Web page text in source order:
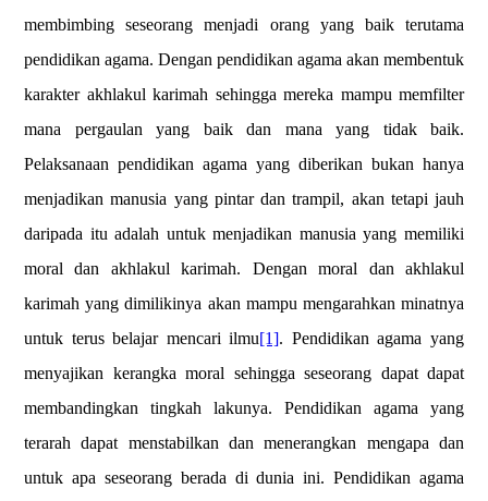
membimbing seseorang menjadi orang yang baik terutama
pendidikan agama. Dengan pendidikan agama akan membentuk
karakter akhlakul karimah sehingga mereka mampu memfilter
mana pergaulan yang baik dan mana yang tidak baik.
Pelaksanaan pendidikan agama yang diberikan bukan hanya
menjadikan manusia yang pintar dan trampil, akan tetapi jauh
daripada itu adalah untuk menjadikan manusia yang memiliki
moral dan akhlakul karimah. Dengan moral dan akhlakul
karimah yang dimilikinya akan mampu mengarahkan minatnya
untuk terus belajar mencari ilmu[1]. Pendidikan agama yang
menyajikan kerangka moral sehingga seseorang dapat dapat
membandingkan tingkah lakunya. Pendidikan agama yang
terarah dapat menstabilkan dan menerangkan mengapa dan
untuk apa seseorang berada di dunia ini. Pendidikan agama